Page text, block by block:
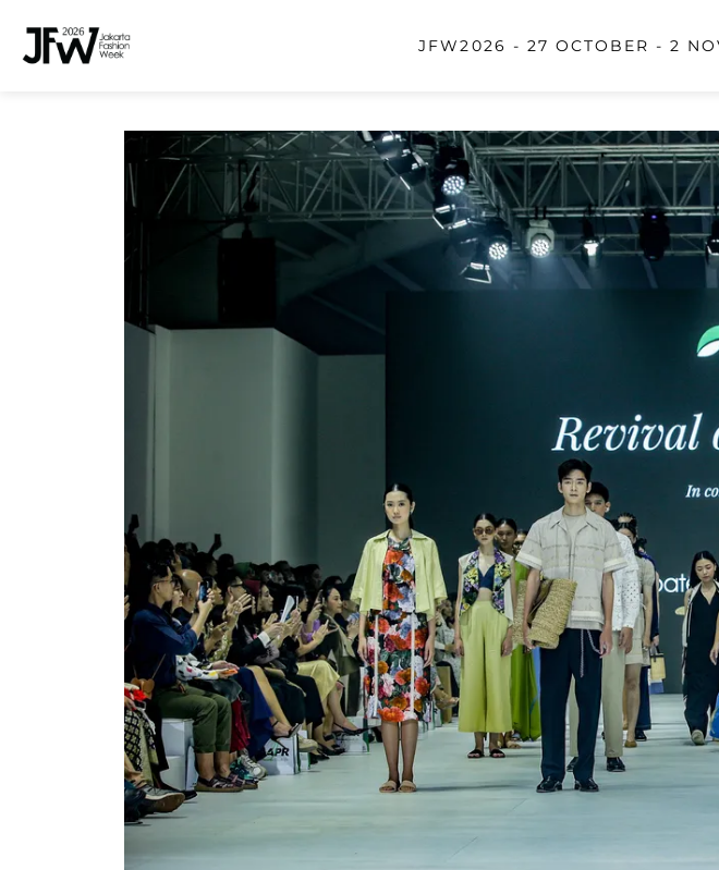
JFW2026 - 27 OCTOBER - 2